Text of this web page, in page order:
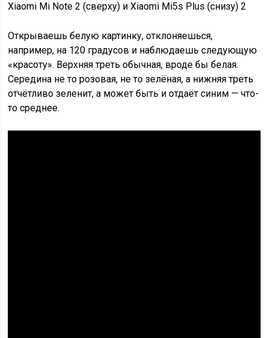
Xiaomi Mi Note 2 (сверху) и Xiaomi Mi5s Plus (снизу) 2
Открываешь белую картинку, отклоняешься,
например, на 120 градусов и наблюдаешь следующую
«красоту». Верхняя треть обычная, вроде бы белая.
Середина не то розовая, не то зелёная, а нижняя треть
отчётливо зеленит, а может быть и отдаёт синим — что-
то среднее.